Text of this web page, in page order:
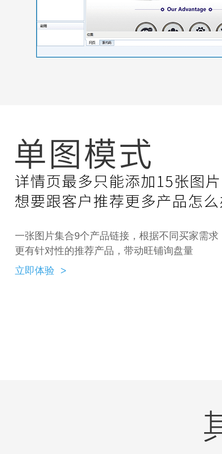
一张图片集合9个产品链接，根据不同买家需求
更有针对性的推荐产品，带动旺铺询盘量
立即体验 >